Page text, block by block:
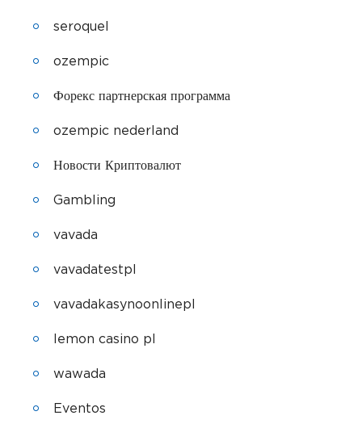
seroquel
ozempic
Форекс партнерская программа
ozempic nederland
Новости Криптовалют
Gambling
vavada
vavadatestpl
vavadakasynoonlinepl
lemon casino pl
wawada
Eventos